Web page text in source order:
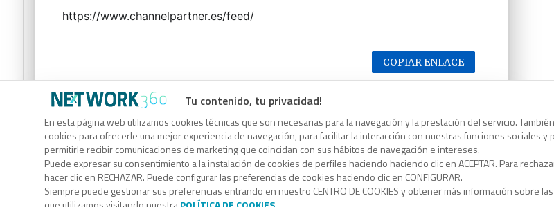
Tu contenido, tu privacidad!
En esta página web utilizamos cookies técnicas que son necesarias para la navegación y la prestación del servicio.
cookies para ofrecerle una mejor experiencia de navegación, para facilitar la interacción con nuestras funciones sociales y
permitirle recibir comunicaciones de marketing que coincidan con sus hábitos de navegación e intereses.
Puede expresar su consentimiento a la instalación de cookies de perfiles haciendo haciendo clic en ACEPTAR. Para
hacer clic en RECHAZAR. Puede configurar las preferencias de cookies haciendo clic en CONFIGURAR.
Siempre puede gestionar sus preferencias entrando en nuestro CENTRO DE COOKIES y obtener más información sobre
COPIAR ENLACE
Código Rss
Para copiar el enlace RSS en el portapapeles, haga clic en el botón.